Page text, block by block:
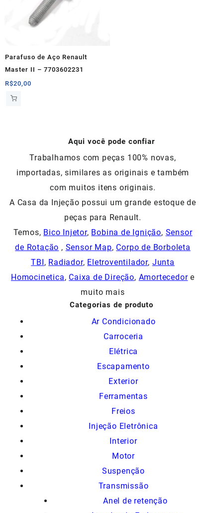
Parafuso de Aço Renault
Master II – 7703602231
R$20,00
Aqui você pode confiar
Trabalhamos com peças 100% novas,
importadas, similares as originais e também
com muitos itens originais.
A Casa da Injeção possui um grande estoque de
peças para Renault.
Temos, Bico Injetor, Bobina de Ignição, Sensor
de Rotação , Sensor Map, Corpo de Borboleta
TBI, Radiador, Eletroventilador, Junta
Homocinetica, Caixa de Direção, Amortecedore
muito mais
Categorias de produto
Ar Condicionado
Carroceria
Elétrica
Escapamento
Exterior
Ferramentas
Freios
Injeção Eletrônica
Interior
Motor
Suspenção
Transmissão
Anel de retenção